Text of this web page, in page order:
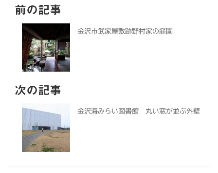
前の記事
金沢市武家屋敷跡野村家の庭園
次の記事
金沢海みらい図書館 丸い窓が並ぶ外壁